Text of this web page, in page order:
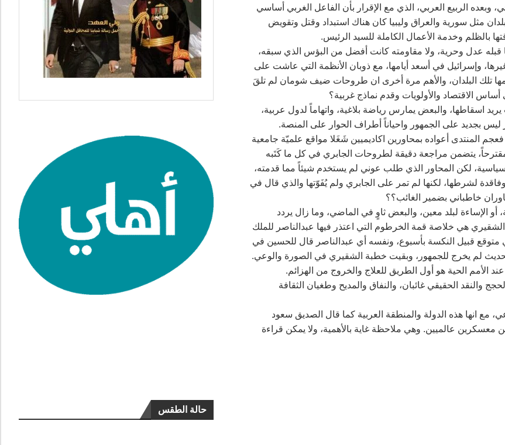
الفارسي، وأخيراً احتلال العراق 2004 بفعل خارجي، وبعده الربيع العربي، الذي مع الإقرار بأن الفاعل الغربي أساسي
مثل سورية والعراق وليبيا كان هناك استبداد وقتل وتقويض
بالظلم وخدمة الأعمال الكاملة للسيد الرئيس.
ما قبله عدل وحرية، ولا مقاومته كانت أفضل من البؤس الذي سبقه،
وإسرائيل في أسعد أيامها، مع ذوبان الأنظمة التي عاشت على
تلك البلدان، والأهم مرة أخرى ان طروحات ضيف شومان لم تلقَ
الاقتصاد والأولويات وقدم نماذج غربية؟
اسقاطها، والبعض يمارس رياضة بلاغية، واتهاماً لدول عربية،
بجديد على الجمهور واحياناً أطراف الحوار على المنصة.
فعجم المنتدى أعواده بمحاورين اكاديميين شَغَلا مواقع علميّة جامعية
يتضمن مراجعة دقيقة لطروحات الجابري في كل ما كَتَبه
لكن المحاور الذي طلب عوني لم يستخدم شيئاً مما قدمته،
لشرطها، لكنها لم تمر على الجابري ولم يُفَوّتها والذي قال في
خاطباني بضمير الغائب؟؟
الإساءة لبلد معين، والبعض ثاوٍ في الماضي، وما زال يردد
هي خلاصة قمة الخرطوم التي اعتذر فيها عبدالناصر للملك
قبيل النكسة بأسبوع، ونفسه أي عبدالناصر قال للحسين في
لم يخرج للجمهور، وبقيت خطبة الشقيري في الصورة والوعي.
الأمم الحية هو أول الطريق للعلاج والخروج من الهزائم.
والنقد الحقيقي غائبان، والنفاق والمديح وطغيان الثقافة
مع انها هذه الدولة والمنطقة العربية كما قال الصديق سعود
عالميين. وهي ملاحظة غاية بالأهمية، ولا يمكن قراءة
حالة الطقس